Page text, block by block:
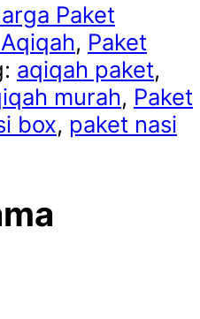
Paket
, Paket
aqiqah paket,
murah, Paket
box, paket nasi